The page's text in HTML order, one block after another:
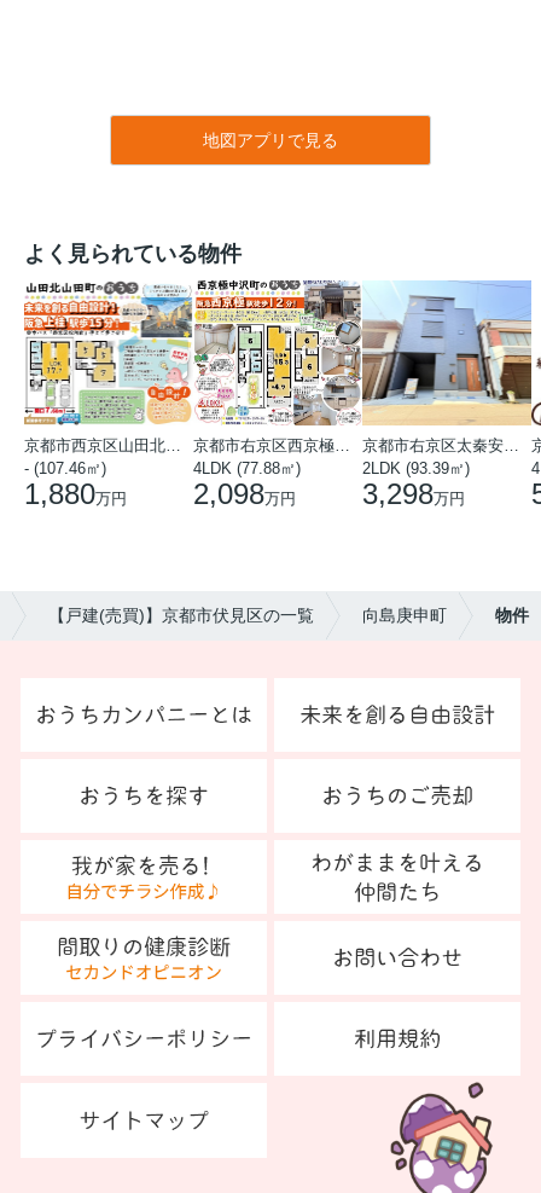
地図アプリで見る
よく見られている物件
- (107.46㎡)
1,880万円
4LDK (77.88㎡)
2,098万円
2LDK (93.39㎡)
3,298万円
【戸建(売買)】京都市伏見区の一覧 向島庚申町 物件